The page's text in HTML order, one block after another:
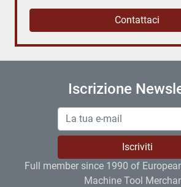
Contattaci
Iscrizione
Iscriviti
Full member since 1990 of
Machine Tool